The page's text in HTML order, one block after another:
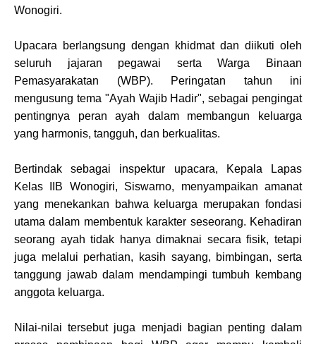
Wonogiri.
Upacara berlangsung dengan khidmat dan diikuti oleh
seluruh jajaran pegawai serta Warga Binaan
Pemasyarakatan (WBP). Peringatan tahun ini
mengusung tema "Ayah Wajib Hadir", sebagai pengingat
pentingnya peran ayah dalam membangun keluarga
yang harmonis, tangguh, dan berkualitas.
Bertindak sebagai inspektur upacara, Kepala Lapas
Kelas IIB Wonogiri, Siswarno, menyampaikan amanat
yang menekankan bahwa keluarga merupakan fondasi
utama dalam membentuk karakter seseorang. Kehadiran
seorang ayah tidak hanya dimaknai secara fisik, tetapi
juga melalui perhatian, kasih sayang, bimbingan, serta
tanggung jawab dalam mendampingi tumbuh kembang
anggota keluarga.
Nilai-nilai tersebut juga menjadi bagian penting dalam